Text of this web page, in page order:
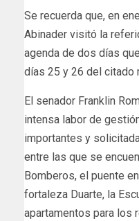
Se recuerda que, en
Abinader visitó la
agenda de dos días
días 25 y 26 del citado
El senador Franklin
intensa labor de
importantes y
entre las que se
Bomberos, el puente
fortaleza Duarte, la
apartamentos para los